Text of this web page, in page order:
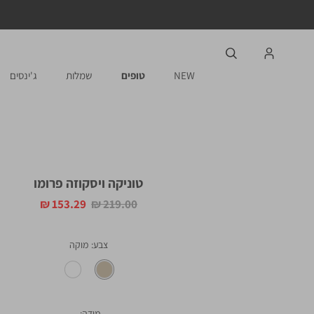
NEW טופים שמלות ג'ינסים
טוניקה ויסקוזה פרומו
מחיר
153.29 ₪
מחיר
219.00 ₪
צבע מוקה